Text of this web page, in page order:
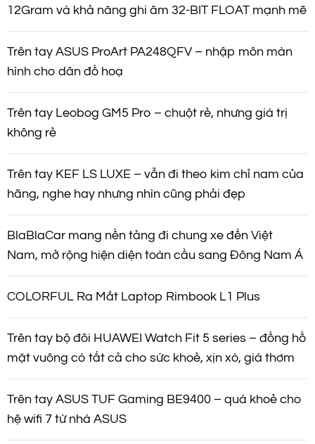
12Gram và khả năng ghi âm 32-BIT FLOAT mạnh mẽ
Trên tay ASUS ProArt PA248QFV – nhập môn màn
hình cho dân đồ hoạ
Trên tay Leobog GM5 Pro – chuột rẻ, nhưng giá trị
không rẻ
Trên tay KEF LS LUXE – vẫn đi theo kim chỉ nam của
hãng, nghe hay nhưng nhìn cũng phải đẹp
BlaBlaCar mang nền tảng đi chung xe đến Việt
Nam, mở rộng hiện diện toàn cầu sang Đông Nam Á
COLORFUL Ra Mắt Laptop Rimbook L1 Plus
Trên tay bộ đôi HUAWEI Watch Fit 5 series – đồng hồ
mặt vuông có tất cả cho sức khoẻ, xịn xò, giá thơm
Trên tay ASUS TUF Gaming BE9400 – quá khoẻ cho
hệ wifi 7 từ nhà ASUS